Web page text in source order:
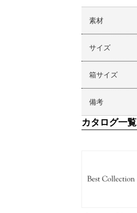
素材
サイズ
箱サイズ
備考
カタログ一覧